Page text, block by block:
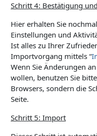
Schritt 4: Bestätigung
Hier erhalten Sie
Einstellungen und
Ist alles zu Ihrer
Importvorgang mittels “
Wenn Sie Änderungen
wollen, benutzen Sie
Browsers, sondern die
Seite.
Schritt 5: Import